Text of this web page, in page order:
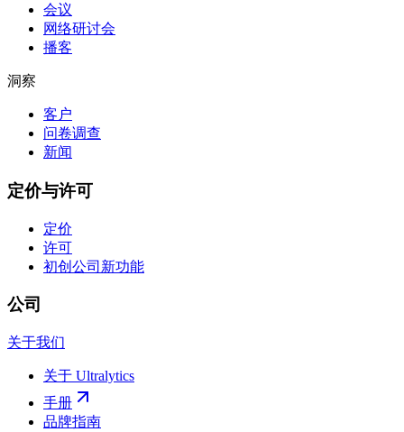
会议
网络研讨会
播客
洞察
客户
问卷调查
新闻
定价与许可
定价
许可
初创公司 新功能
公司
关于我们
关于 Ultralytics
手册
品牌指南